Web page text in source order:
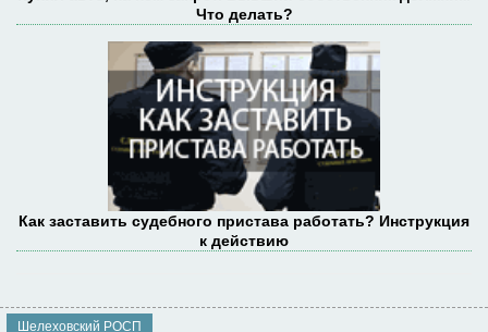
Что делать?
Как заставить судебного пристава работать? Инструкция
к действию
Шелеховский РОСП